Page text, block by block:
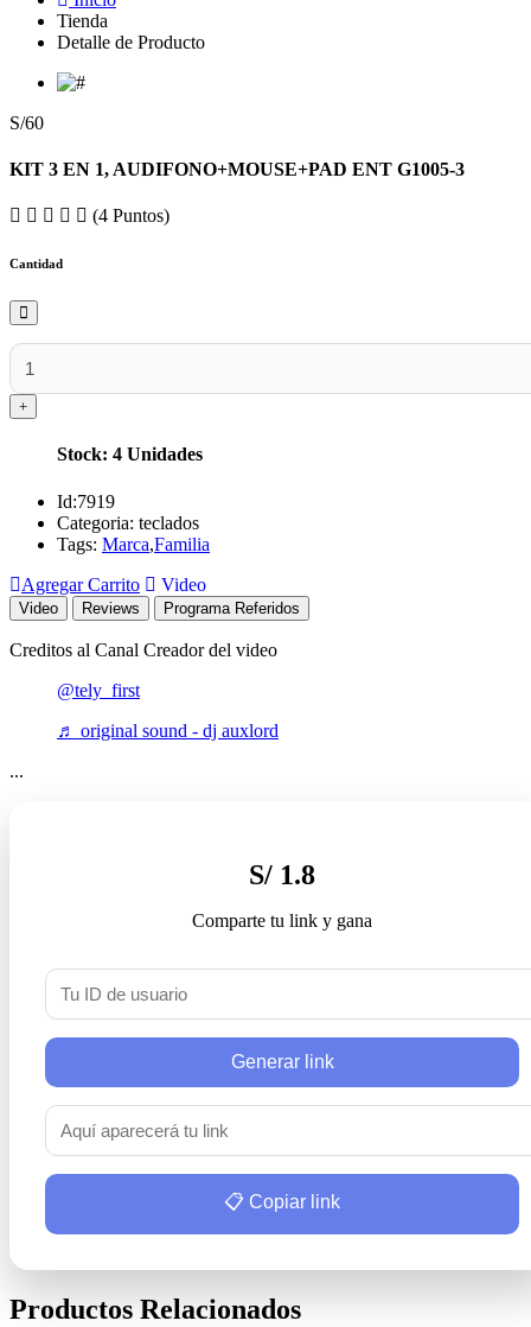
Tienda
Detalle de Producto
S/60
KIT 3 EN 1, AUDIFONO+MOUSE+PAD ENT G1005-3
(4 Puntos)
Cantidad
Stock: 4 Unidades
Id:7919
Categoria: teclados
Tags: Marca,Familia
Agregar Carrito
Video
Video Reviews Programa Referidos
Creditos al Canal Creador del video
@tely_first
♬ original sound - dj auxlord
...
S/ 1.8
Comparte tu link y gana
Generar link
📋 Copiar link
Productos Relacionados